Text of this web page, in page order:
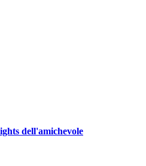
dell'amichevole